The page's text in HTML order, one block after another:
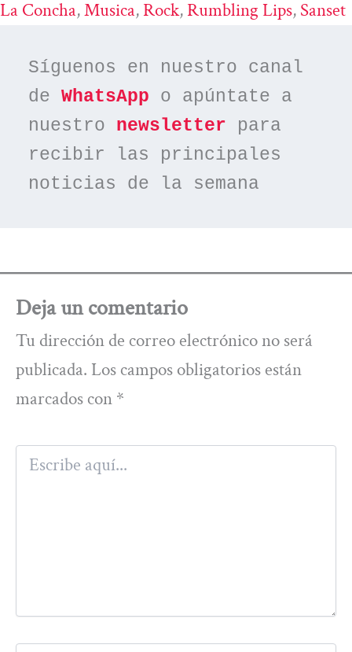
La Concha, Musica, Rock, Rumbling Lips, Sanset
Síguenos en nuestro canal
de WhatsApp o apúntate a
nuestro newsletter para
recibir las principales
noticias de la semana
Deja un comentario
Tu dirección de correo electrónico no será
publicada. Los campos obligatorios están
marcados con *
Escribe
aquí...